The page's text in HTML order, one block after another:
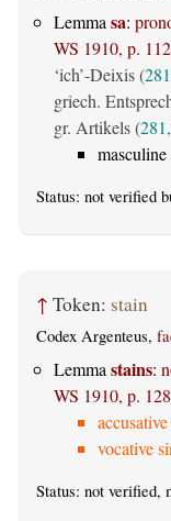
Lemma sa:
WS 1910, p. 112
‘ich’-Deixis (281
griech.
gr. Artikels (
Status: not verified
↑ Token: stain
Codex Argenteus,
Lemmastains:
WS 1910, p. 128
vocative
Status: not verified,